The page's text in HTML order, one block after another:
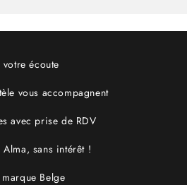
écoute
vous accompagnent
avec prise de RDV
sans intérêt !
Belge